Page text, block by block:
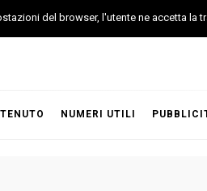
NUMERI UTILI
del browser, l'utente ne accetta la